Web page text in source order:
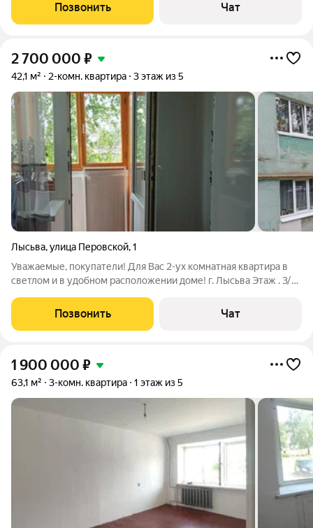
Позвонить Чат
2 700 000 ₽
42,1 м² 2-комн. квартира 3 этаж из 5
Лысьва,улица Перовской,1
Уважаемые, покупатели! Для Вас 2-ух комнатная квартира в
светлом и в удобном расположении доме! г. Лысьва Этаж . 3/5,
собственника! В шаговой
Позвонить Чат
1 900 000 ₽
63,1 м² 3-комн. квартира 1 этаж из 5